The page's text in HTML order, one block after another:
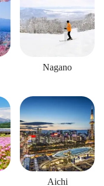
Nagano
Aichi